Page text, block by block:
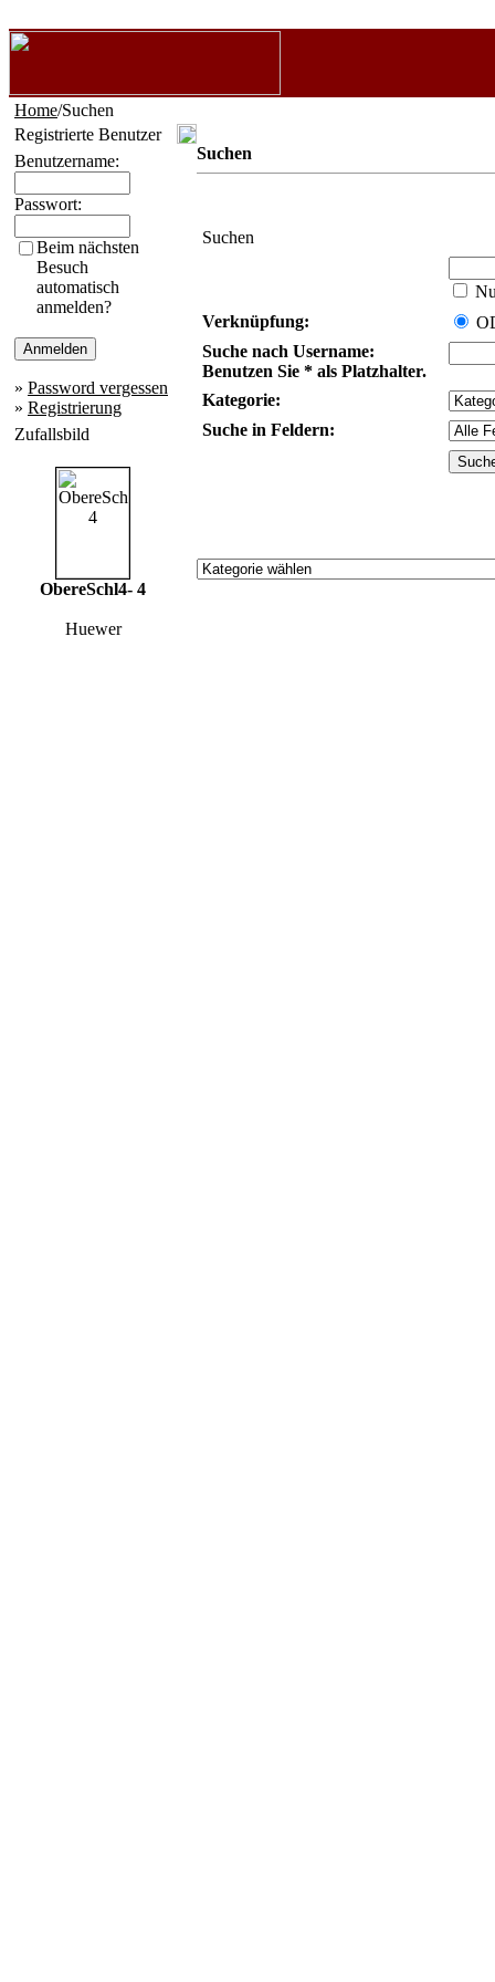
Home/Suchen
Registrierte Benutzer
Benutzername:
Passwort:
Beim nächsten
Besuch
automatisch
anmelden?
» Password vergessen
» Registrierung
Zufallsbild
ObereSchl4- 4
Huewer
Suchen
Suchen
Verknüpfung:
Suche nach Username:
Benutzen Sie * als Platzhalter.
Kategorie:
Suche in Feldern: